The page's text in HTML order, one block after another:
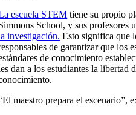
escuela STEM tiene su propio
School, y sus profesores
investigación. Esto significa que
de garantizar que los
de conocimiento
dan a los estudiantes la libertad
maestro prepara el escenario”,